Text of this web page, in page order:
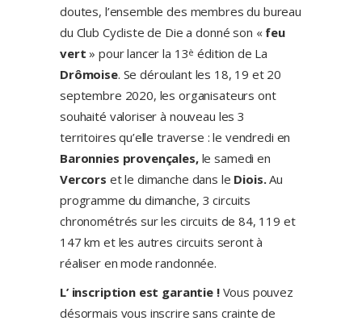
doutes, l’ensemble des membres du bureau
du Club Cycliste de Die a donné son « feu
vert » pour lancer la 13è édition de La
Drômoise. Se déroulant les 18, 19 et 20
septembre 2020, les organisateurs ont
souhaité valoriser à nouveau les 3
territoires qu’elle traverse : le vendredi en
Baronnies provençales, le samedi en
Vercors etle dimanche dans le Diois.Au
programme du dimanche, 3 circuits
chronométrés sur les circuits de 84, 119 et
147 km et les autres circuits seront à
réaliser en mode randonnée.
L’ inscription est garantie !Vous pouvez
désormais vous inscrire sans crainte de